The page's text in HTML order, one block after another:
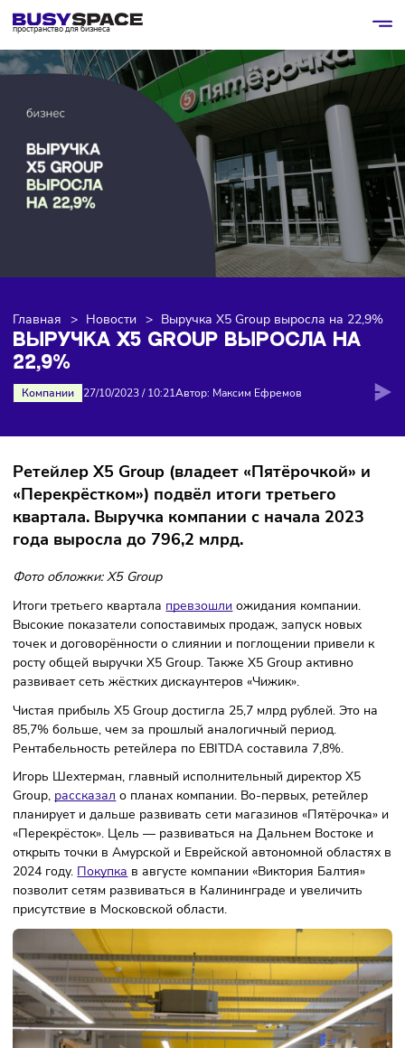
пространство для бизнеса
Главная
ВЫРУЧКА X5 GROUP ВЫРОСЛА НА
22,9%
Компании 27/10/2023/10:21Автор: Максим Ефремов
Ретейлер X5 Group (владеет «Пятёрочкой»
«Перекрёстком») подвёл итоги третьего
квартала. Выручка компании с начала 2023
года выросла до 796,2 млрд.
Фото обложки: X5 Group
Итоги третьего кварталапревзошлиожидания компании.
Высокие показатели сопоставимых продаж, запуск новых
точек и договорённости о слиянии и поглощении
росту общей выручки X5 Group. Также X5 Group активно
развивает сеть жёстких дискаунтеров «Чижик».
Чистая прибыль X5 Group достигла 25,7 млрд рублей. Это
85,7% больше, чем за прошлый аналогичный период.
Рентабельность ретейлера по EBITDA составила 7,8%.
Игорь Шехтерман, главный исполнительный директор Х5
Group,рассказало планах компании. Во-первых,
планирует и дальше развивать сети магазинов
«Перекрёсток». Цель — развиваться на Дальнем
открыть точки в Амурской и Еврейской автономной
2024 году.Покупкав августе компании «Виктория
позволит сетям развиваться в Калининграде и увеличить
присутствие в Московской области.